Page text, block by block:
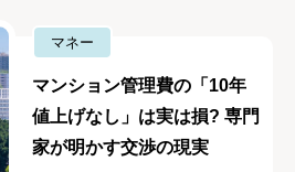
マネー
マンション管理費の「10年
値上げなし」は実は損? 専門
家が明かす交渉の現実